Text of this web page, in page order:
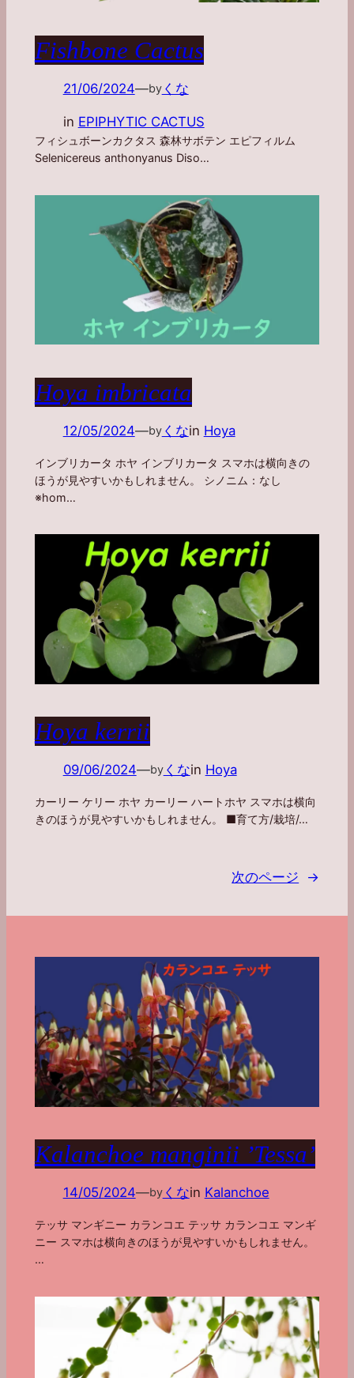
Fishbone Cactus
21/06/2024—byくな
in EPIPHYTIC CACTUS
フィシュボーンカクタス 森林サボテン エピフィルム
Selenicereus anthonyanus Diso…
Hoya imbricata
12/05/2024—byくなin Hoya
インブリカータ ホヤ インブリカータ スマホは横向きの
ほうが見やすいかもしれません。 シノニム：なし
※hom…
Hoya kerrii
09/06/2024—byくなin Hoya
カーリー ケリー ホヤ カーリー ハートホヤ スマホは横向
きのほうが見やすいかもしれません。 ■育て方/栽培/…
次のページ →
Kalanchoe manginii ’Tessa’
14/05/2024—byくなin Kalanchoe
テッサ マンギニー カランコエ テッサ カランコエ マンギ
ニー スマホは横向きのほうが見やすいかもしれません。
…